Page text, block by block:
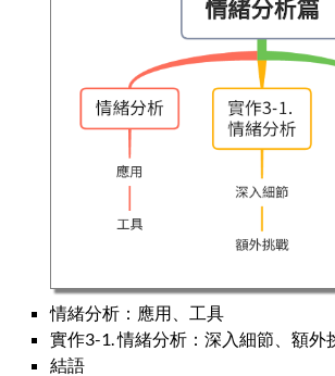
情緒分析：應用、工具
實作3-1. 情緒分析：深入細節、額外
結語